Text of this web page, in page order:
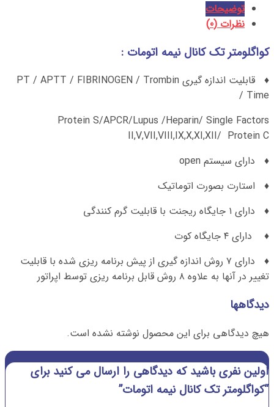
توضیحات
نظرات (0)
کواگلومتر تک کانال نیمه اتومات :
♦ قابلیت اندازه گیری PT / APTT / FIBRINOGEN / Trombin
Time /
Protein S/APCR/Lupus /Heparin/ Single Factors
II,V,VII,VIII,IX,X,XI,XII/ Protein C
♦ دارای سیستم open
♦ استارت بصورت اتوماتیک
♦ دارای ۱ جایگاه ریجنت با قابلیت گرم کنندگی
♦ دارای ۴ جایگاه کوت
♦ دارای ۷ روش اندازه گیری از پیش برنامه ریزی شده با قابلیت
تغییر در آنها به علاوه ۸ روش قابل برنامه ریزی توسط اپراتور
دیدگاهها
هیچ دیدگاهی برای این محصول نوشته نشده است.
اولین نفری باشید که دیدگاهی را ارسال می کنید برای
“کواگلومتر تک کانال نیمه اتومات”